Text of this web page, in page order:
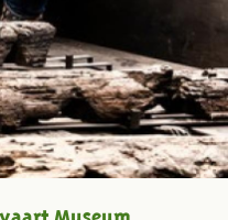
Museum